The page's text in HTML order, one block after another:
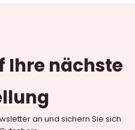
Ihre nächste
an und sichern Sie sich